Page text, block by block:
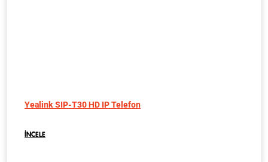
Yealink SIP-T30 HD IP Telefon
İNCELE